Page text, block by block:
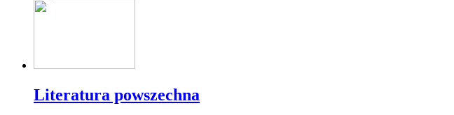
Literatura powszechna